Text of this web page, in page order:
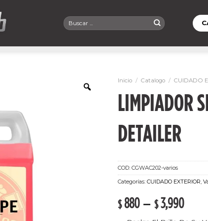
Buscar
por:
Inicio / Catalogo / CUIDADO
LIMPIADOR
DETAILER
COD: CGWAC202-varios
Categorías: CUIDADO EXTERIOR,
$ 880– $ 3,990